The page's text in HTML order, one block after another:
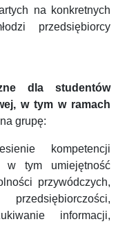
na konkretnych
przedsiębiorcy
dla studentów
w tym w ramach
grupę:
kompetencji
w tym umiejętność
przywódczych,
informacji,